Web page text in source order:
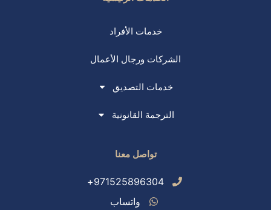
خدمات الأفراد
الشركات ورجال الأعمال
خدمات التصديق
الترجمة القانونية
تواصل معنا
971525896304+
واتساب